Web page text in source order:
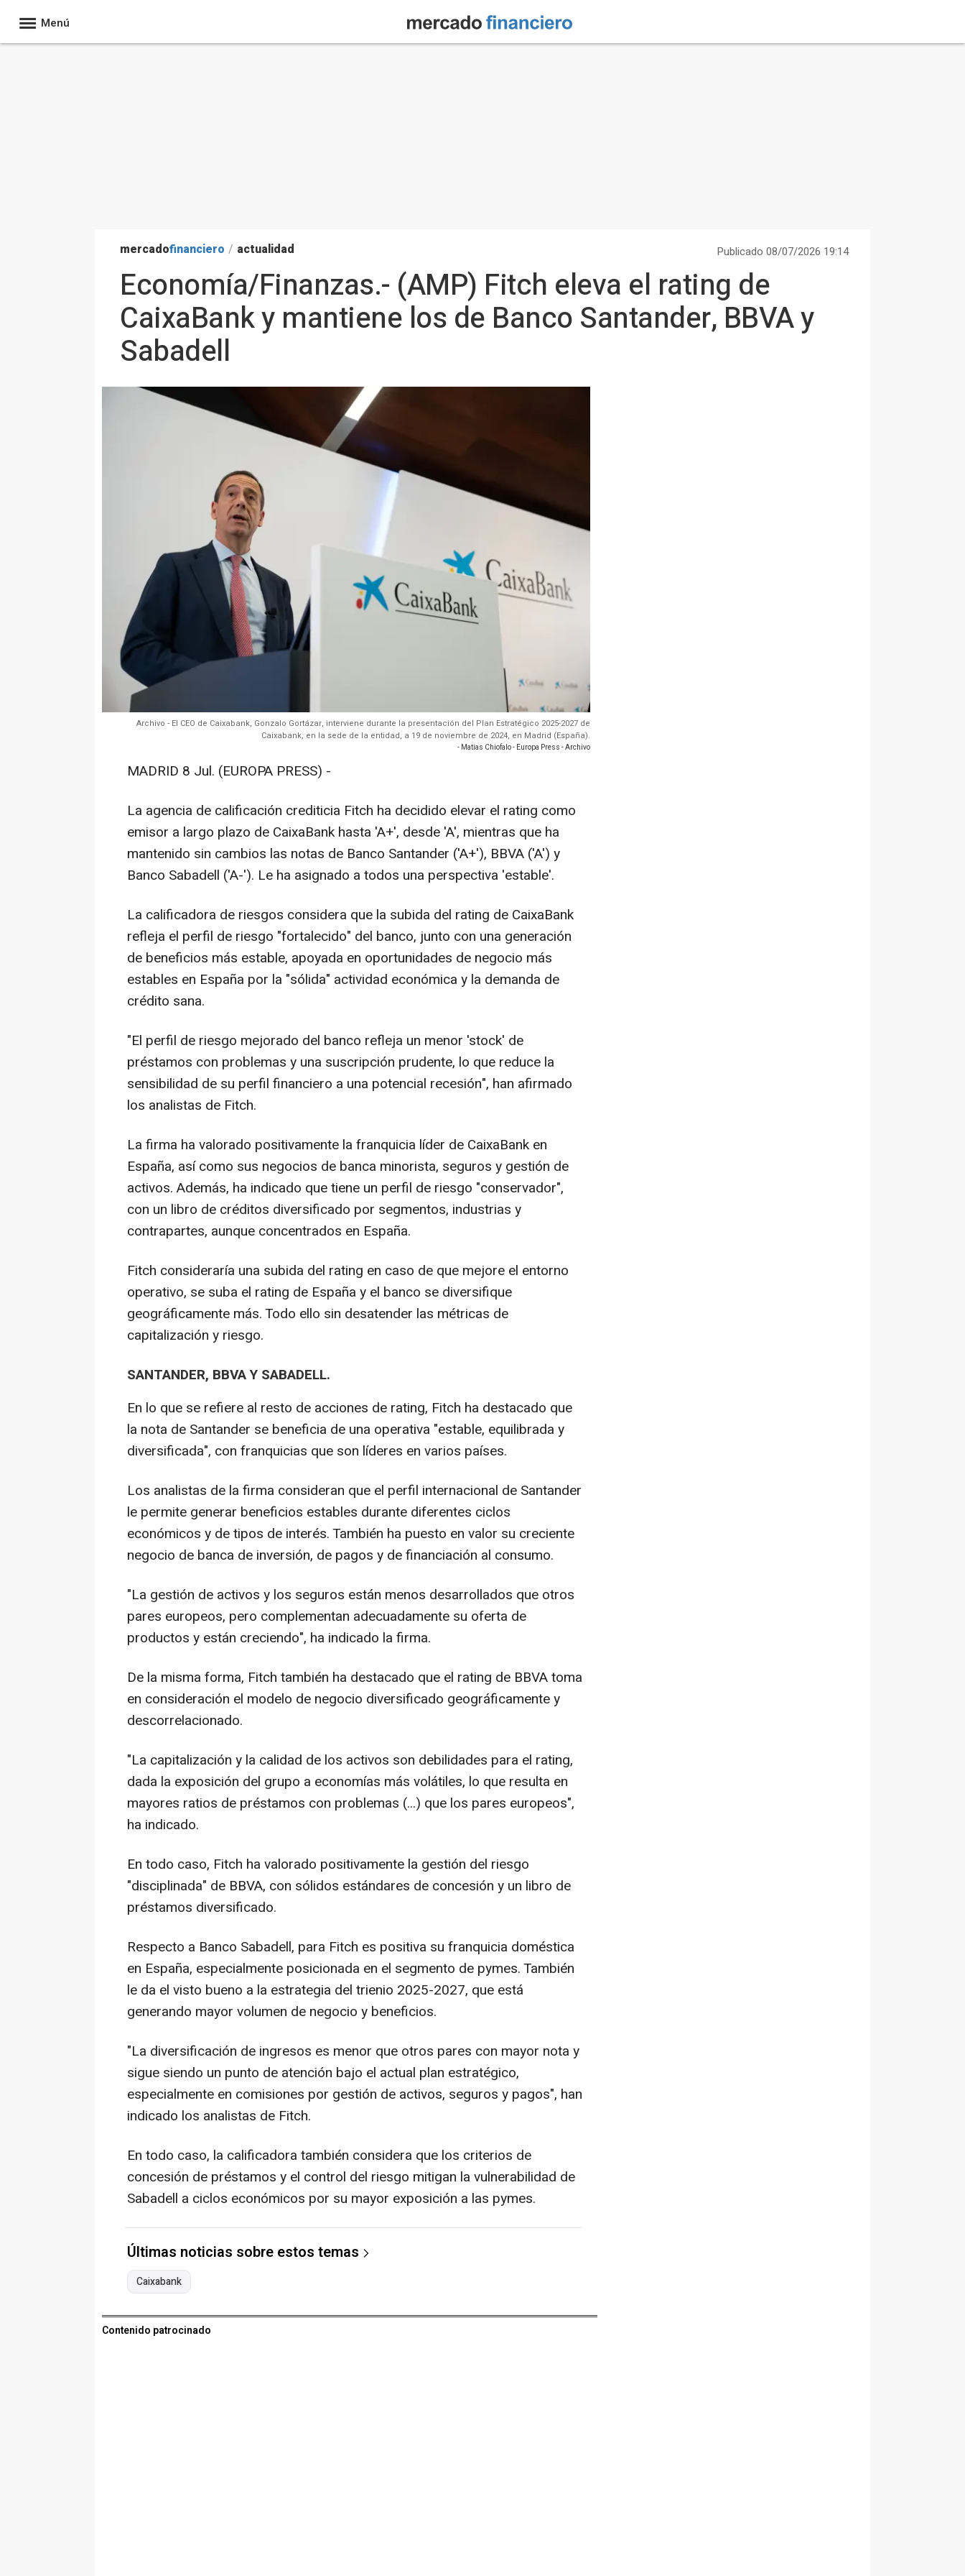
Menú
mercadofinanciero / actualidad Publicado 08/07/2026 19:14
Economía/Finanzas.- (AMP) Fitch eleva el rating de
CaixaBank y mantiene los de Banco Santander, BBVA y
Sabadell
Archivo - El CEO de Caixabank, Gonzalo Gortázar, interviene durante la presentación del Plan Estratégico 2025-2027 de
Caixabank, en la sede de la entidad, a 19 de noviembre de 2024, en Madrid (España).
- Matias Chiofalo - Europa Press - Archivo
MADRID 8 Jul. (EUROPA PRESS) -
La agencia de calificación crediticia Fitch ha decidido elevar el rating como
emisor a largo plazo de CaixaBank hasta 'A+', desde 'A', mientras que ha
mantenido sin cambios las notas de Banco Santander ('A+'), BBVA ('A') y
Banco Sabadell ('A-'). Le ha asignado a todos una perspectiva 'estable'.
La calificadora de riesgos considera que la subida del rating de CaixaBank
refleja el perfil de riesgo "fortalecido" del banco, junto con una generación
de beneficios más estable, apoyada en oportunidades de negocio más
estables en España por la "sólida" actividad económica y la demanda de
crédito sana.
"El perfil de riesgo mejorado del banco refleja un menor 'stock' de
préstamos con problemas y una suscripción prudente, lo que reduce la
sensibilidad de su perfil financiero a una potencial recesión", han afirmado
los analistas de Fitch.
La firma ha valorado positivamente la franquicia líder de CaixaBank en
España, así como sus negocios de banca minorista, seguros y gestión de
activos. Además, ha indicado que tiene un perfil de riesgo "conservador",
con un libro de créditos diversificado por segmentos, industrias y
contrapartes, aunque concentrados en España.
Fitch consideraría una subida del rating en caso de que mejore el entorno
operativo, se suba el rating de España y el banco se diversifique
geográficamente más. Todo ello sin desatender las métricas de
capitalización y riesgo.
SANTANDER, BBVA Y SABADELL.
En lo que se refiere al resto de acciones de rating, Fitch ha destacado que
la nota de Santander se beneficia de una operativa "estable, equilibrada y
diversificada", con franquicias que son líderes en varios países.
Los analistas de la firma consideran que el perfil internacional de Santander
le permite generar beneficios estables durante diferentes ciclos
económicos y de tipos de interés. También ha puesto en valor su creciente
negocio de banca de inversión, de pagos y de financiación al consumo.
"La gestión de activos y los seguros están menos desarrollados que otros
pares europeos, pero complementan adecuadamente su oferta de
productos y están creciendo", ha indicado la firma.
De la misma forma, Fitch también ha destacado que el rating de BBVA toma
en consideración el modelo de negocio diversificado geográficamente y
descorrelacionado.
"La capitalización y la calidad de los activos son debilidades para el rating,
dada la exposición del grupo a economías más volátiles, lo que resulta en
mayores ratios de préstamos con problemas (...) que los pares europeos",
ha indicado.
En todo caso, Fitch ha valorado positivamente la gestión del riesgo
"disciplinada" de BBVA, con sólidos estándares de concesión y un libro de
préstamos diversificado.
Respecto a Banco Sabadell, para Fitch es positiva su franquicia doméstica
en España, especialmente posicionada en el segmento de pymes. También
le da el visto bueno a la estrategia del trienio 2025-2027, que está
generando mayor volumen de negocio y beneficios.
"La diversificación de ingresos es menor que otros pares con mayor nota y
sigue siendo un punto de atención bajo el actual plan estratégico,
especialmente en comisiones por gestión de activos, seguros y pagos", han
indicado los analistas de Fitch.
En todo caso, la calificadora también considera que los criterios de
concesión de préstamos y el control del riesgo mitigan la vulnerabilidad de
Sabadell a ciclos económicos por su mayor exposición a las pymes.
Últimas noticias sobre estos temas
Caixabank
Contenido patrocinado